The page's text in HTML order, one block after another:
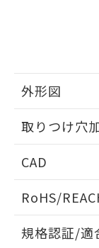
外形図
取りつけ穴
CAD
ドすること
RoHS/
規格認証/適
荷製品
欄に対
既に当
してい
り、